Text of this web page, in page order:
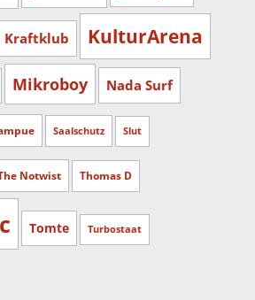
Kraftklub KulturArena
Mikroboy Nada Surf
Saalschutz Slut
Notwist Thomas D
Tomte Turbostaat